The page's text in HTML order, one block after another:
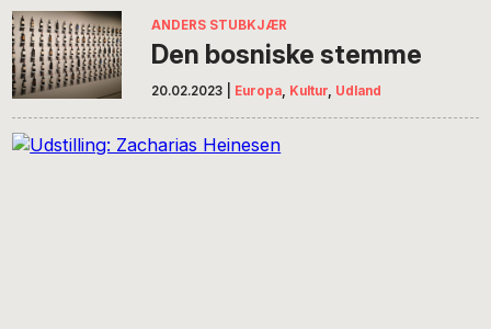
ANDERS STUBKJÆR
Den bosniske stemme
20.02.2023 Europa, Kultur, Udland